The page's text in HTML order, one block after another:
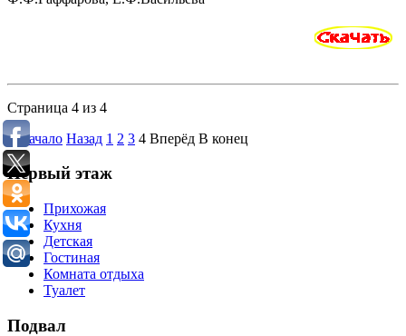
Страница 4 из 4
В начало Назад 1 2 3 4 Вперёд В конец
Первый этаж
Прихожая
Кухня
Детская
Гостиная
Комната отдыха
Туалет
Подвал